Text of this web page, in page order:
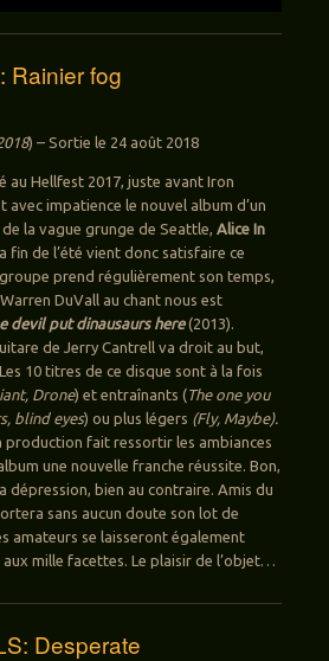
Rainier fog
) – Sortie le 24 août 2018
au Hellfest 2017, juste avant Iron
avec impatience le nouvel album d’un
la vague grunge de Seattle, Alice In
fin de l’été vient donc satisfaire ce
prend régulièrement son temps,
DuVall au chant nous est
devil put dinausaurs here(2013).
de Jerry Cantrell va droit au but,
10 titres de ce disque sont à la fois
Drone) et entraînants (The one you
blind eyes) ou plus légers (Fly, Maybe).
production fait ressortir les ambiances
une nouvelle franche réussite. Bon,
dépression, bien au contraire. Amis du
sans aucun doute son lot de
amateurs se laisseront également
mille facettes. Le plaisir de l’objet…
Desperate